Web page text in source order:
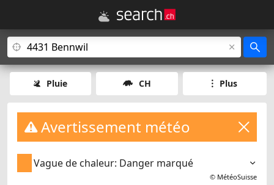
Pluie CH Plus
Avertissement météo
Vague de chaleur: Danger marqué
© MétéoSuisse